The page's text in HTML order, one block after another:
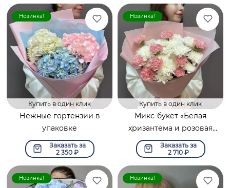
Новинка!
Купить в один клик
Нежные гортензии в
упаковке
Заказать за
2 350 ₽
Новинка!
Купить в один клик
Микс-букет «Белая
хризантема и розовая
гвоздика»
Заказать за
2 710₽
Новинка! Новинка!